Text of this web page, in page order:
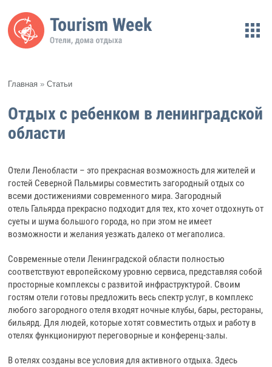
Главная »Статьи
Отдых с ребенком в ленинградской
области
Отели Ленобласти – это прекрасная возможность для жителей и
гостей Северной Пальмиры совместить загородный отдых со
всеми достижениями современного мира. Загородный
отель Гальярда прекрасно подходит для тех, кто хочет отдохнуть от
суеты и шума большого города, но при этом не имеет
возможности и желания уезжать далеко от мегаполиса.
Современные отели Ленинградской области полностью
соответствуют европейскому уровню сервиса, представляя собой
просторные комплексы с развитой инфраструктурой. Своим
гостям отели готовы предложить весь спектр услуг, в комплекс
любого загородного отеля входят ночные клубы, бары, рестораны,
бильярд. Для людей, которые хотят совместить отдых и работу в
отелях функционируют переговорные и конференц-залы.
В отелях созданы все условия для активного отдыха. Здесь